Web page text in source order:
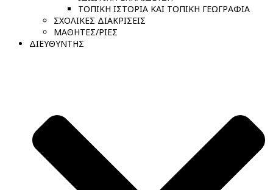
ΤΟΠΙΚΗ ΙΣΤΟΡΙΑ ΚΑΙ ΤΟΠΙΚΗ ΓΕΩΓΡΑΦΙΑ
ΣΧΟΛΙΚΕΣ ΔΙΑΚΡΙΣΕΙΣ
ΜΑΘΗΤΕΣ/ΡΙΕΣ
ΔΙΕΥΘΥΝΤΗΣ